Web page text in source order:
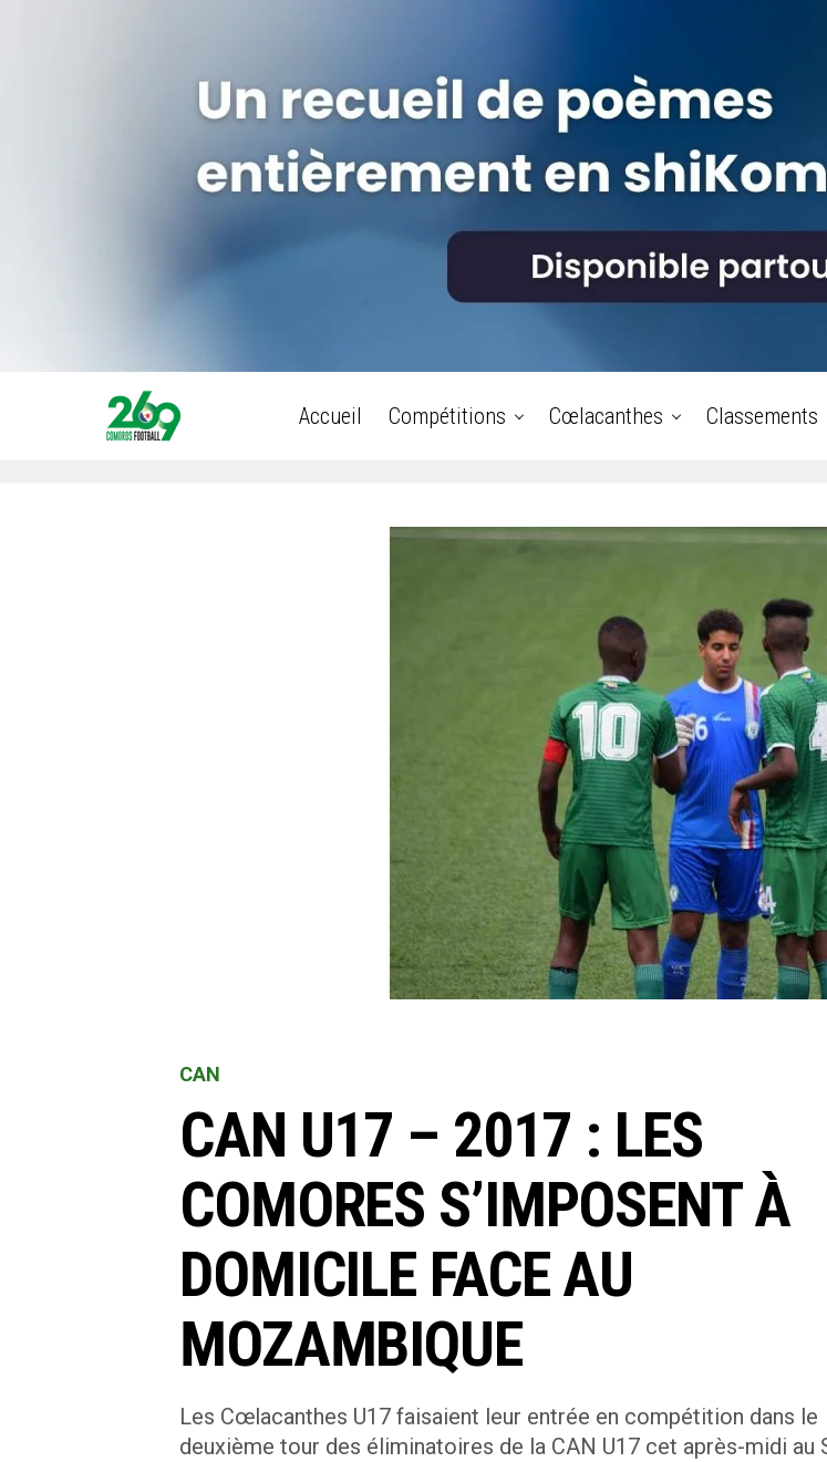
Accueil Compétitions Cœlacanthes Classements
CAN
CAN U17 – 2017 : LES
COMORES S’IMPOSENT À
DOMICILE FACE AU
MOZAMBIQUE
Les Cœlacanthes U17 faisaient leur entrée en compétition dans le
deuxième tour des éliminatoires de la CAN U17 cet après-midi au